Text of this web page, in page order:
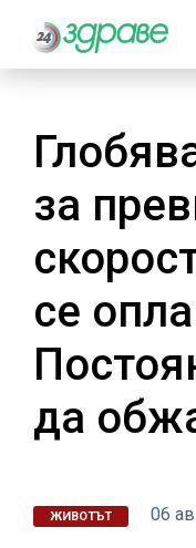
за
се
да
ЖИВОТЪТ
06